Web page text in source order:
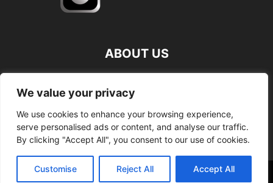
We value your privacy
We use cookies to enhance your browsing experience,
serve personalised ads or content, and analyse our traffic.
By clicking "Accept All", you consent to our use of cookies.
Customise Reject All Accept All
ABOUT US
FOLLOW US